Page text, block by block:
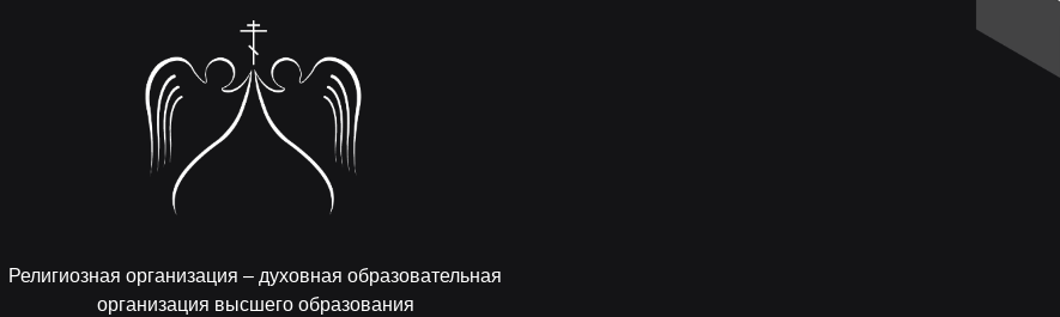
Религиозная организация – духовная образовательная
организация высшего образования